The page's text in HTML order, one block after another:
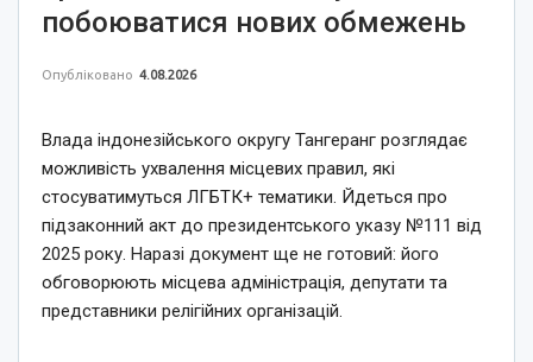
побоюватися нових обмежень
Опубліковано 4.08.2026
Влада індонезійського округу Тангеранг розглядає
можливість ухвалення місцевих правил, які
стосуватимуться ЛГБТК+ тематики. Йдеться про
підзаконний акт до президентського указу №111 від
2025 року. Наразі документ ще не готовий: його
обговорюють місцева адміністрація, депутати та
представники релігійних організацій.